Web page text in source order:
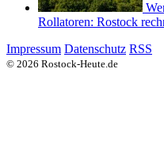
Rollatoren: Rostock
Impressum Datenschutz RSS
© 2026 Rostock-Heute.de